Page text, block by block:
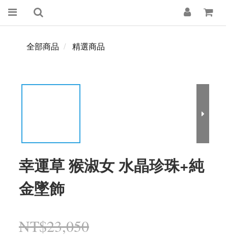
全部商品 精選商品
幸運草 猴淑女 水晶珍珠+純
金墜飾
NT$23,050